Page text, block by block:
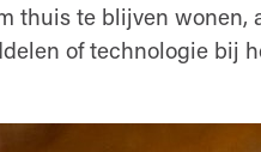
thuis te blijven
of technologie bij